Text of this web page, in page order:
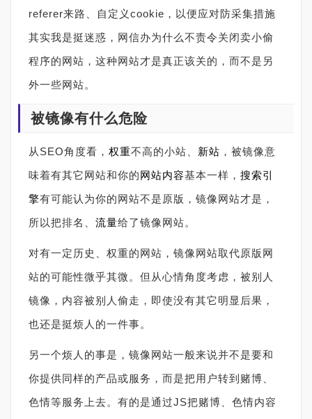
referer来路、自定义cookie，以便应对防采集措施
其实我是挺迷惑，网信办为什么不责令关闭卖小偷
程序的网站，这种网站才是真正该关的，而不是另
外一些网站。
被镜像有什么危险
从SEO角度看， 权重不高的小站、 新站 ，被镜像意
味着有其它网站和你的网站内容基本一样， 搜索引
擎有可能认为你的网站不是原版，镜像网站才是，
所以把排名、 流量给了镜像网站。
对有一定历史、权重的网站，镜像网站取代原版网
站的可能性微乎其微。但从心情角度考虑，被别人
镜像，内容被别人偷走，即使没有其它明显后果，
也还是挺烦人的一件事。
另一个烦人的事是，镜像网站一般来说并不是要和
你提供同样的产品或服务，而是把用户转到赌博、
色情等服务上去。有的是通过JS把赌博、色情内容